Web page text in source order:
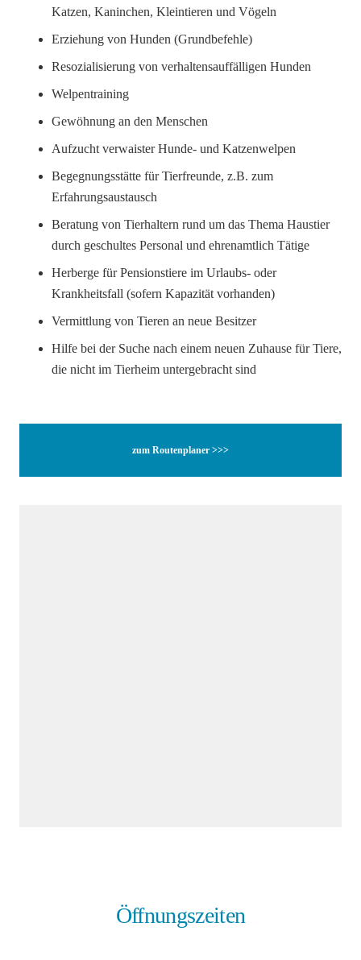
Katzen, Kaninchen, Kleintieren und Vögeln
Erziehung von Hunden (Grundbefehle)
Resozialisierung von verhaltensauffälligen Hunden
Welpentraining
Gewöhnung an den Menschen
Aufzucht verwaister Hunde- und Katzenwelpen
Begegnungsstätte für Tierfreunde, z.B. zum
Erfahrungsaustausch
Beratung von Tierhaltern rund um das Thema Haustier
durch geschultes Personal und ehrenamtlich Tätige
Herberge für Pensionstiere im Urlaubs- oder
Krankheitsfall (sofern Kapazität vorhanden)
Vermittlung von Tieren an neue Besitzer
Hilfe bei der Suche nach einem neuen Zuhause für Tiere,
die nicht im Tierheim untergebracht sind
zum Routenplaner >>>
Öffnungszeiten